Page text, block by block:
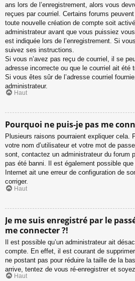
ans lors de l’enregistrement, alors vous
reçues par courriel. Certains forums
toute nouvelle création de compte soit
administrateur avant que vous puissiez
est indiquée lors de l’enregistrement. Si
suivez ses instructions.
Si vous n’avez pas reçu de courriel, il se
adresse incorrecte ou que le courriel ait été
Si vous êtes sûr de l’adresse courriel
administrateur.
Haut
Pourquoi ne puis-je pas me
Plusieurs raisons pourraient expliquer cela.
votre nom d’utilisateur et votre mot de
sont, contactez un administrateur du forum
pas été banni. Il est également possible
Internet ait une erreur de configuration de
corriger.
Haut
Je me suis enregistré par le
me connecter ?!
Il est possible qu’un administrateur ait
compte. En effet, il est courant de
ne postant pas pour réduire la taille de la
arrive, tentez de vous ré-enregistrer et
Haut